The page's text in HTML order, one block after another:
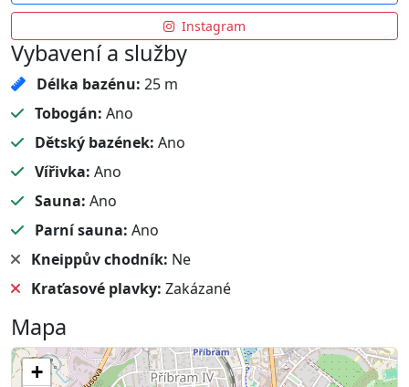
Instagram
Vybavení a služby
Délka bazénu: 25 m
Tobogán: Ano
Dětský bazének: Ano
Vířivka: Ano
Sauna: Ano
Parní sauna: Ano
Kneippův chodník: Ne
Kraťasové plavky: Zakázané
Mapa
+